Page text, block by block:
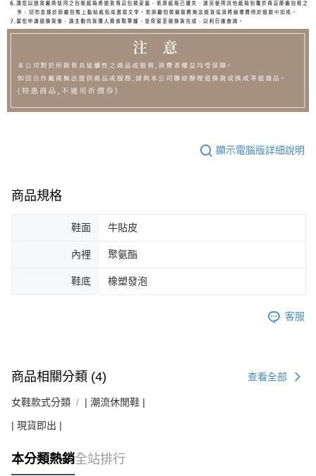
顯示電腦版詳細說明
商品規格
鞋面 牛貼皮
內裡 聚氨酯
鞋底 橡塑發泡
客服
商品相關分類 (4) 查看全部
女鞋款式分類 | 潮流休閒鞋 |
| 現貨即出 |
本分類熱銷全站排行